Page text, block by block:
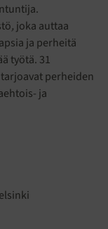
, joka auttaa
ja perheitä
työtä. 31
perheiden
ja